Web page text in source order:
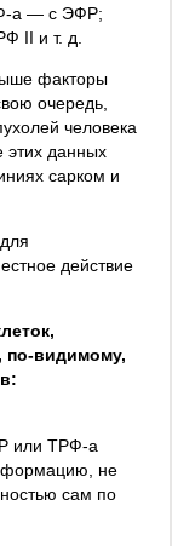
а — с ЭФР;
II и т. д.
факторы
очередь,
человека
этих данных
сарком и
действие
по-видимому,
или ТРФ-а
не
сам по